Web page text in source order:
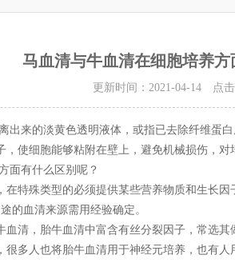
马血清与牛血清在细胞培养方
更新时间：2021-04-14 点击
的淡黄色透明液体，或指已去除纤维蛋白
使细胞能够粘附在壁上，避免机械损伤，对
面有什么区别呢？
殊类型的必须提供某些营养物质和生长因
的血清来源需用经验确定。
，胎牛血清中富含有丝分裂因子，常选其
多人也将胎牛血清用于神经元培养，也有人